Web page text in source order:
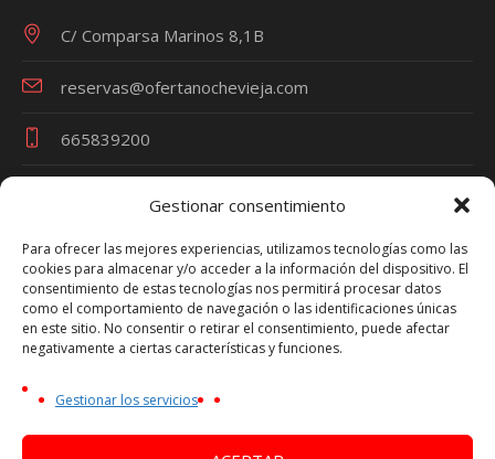
Gestionar consentimiento
Para ofrecer las mejores experiencias, utilizamos tecnologías como las
cookies para almacenar y/o acceder a la información del dispositivo. El
consentimiento de estas tecnologías nos permitirá procesar datos
como el comportamiento de navegación o las identificaciones únicas
en este sitio. No consentir o retirar el consentimiento, puede afectar
negativamente a ciertas características y funciones.
Gestionar los servicios
C/ Comparsa Marinos 8,1B
reservas@ofertanochevieja.com
665839200
Términos y Condiciones
Política de Privacidad
Política de Cookies
Aviso Legal
PARTY - Nº Licencia Turística CV-m1692A
NIF Persona Física - 44753270P